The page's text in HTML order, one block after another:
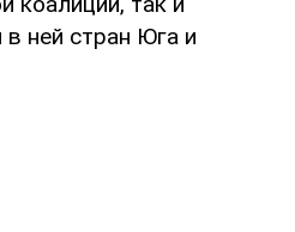
в ней стран Юга и